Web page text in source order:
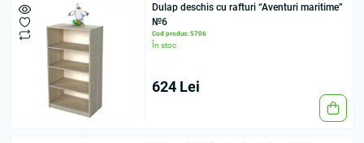
Dulap deschis cu rafturi “Aventuri maritime”
№6
Cod produs: 5706
În stoc
624 Lei